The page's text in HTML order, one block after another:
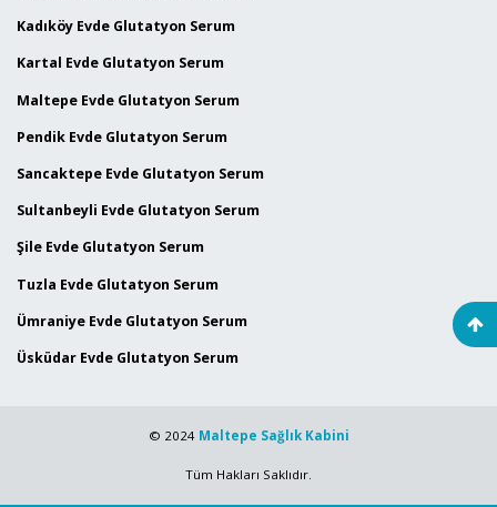
Kadıköy Evde Glutatyon Serum
Kartal Evde Glutatyon Serum
Maltepe Evde Glutatyon Serum
Pendik Evde Glutatyon Serum
Sancaktepe Evde Glutatyon Serum
Sultanbeyli Evde Glutatyon Serum
Şile Evde Glutatyon Serum
Tuzla Evde Glutatyon Serum
Ümraniye Evde Glutatyon Serum
Üsküdar Evde Glutatyon Serum
© 2024 Maltepe Sağlık Kabini
Tüm Hakları Saklıdır.